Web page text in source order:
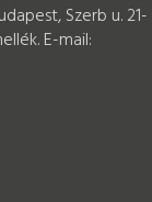
Szerb u. 21-
E-mail: